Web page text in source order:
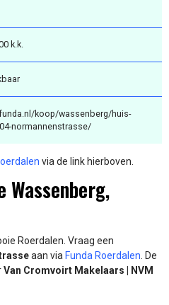
k.k.
koop/wassenberg/huis-
normannenstrasse/
via de link hierboven.
Wassenberg,
Roerdalen. Vraag een
aan via Funda Roerdalen . De
Van Cromvoirt Makelaars | NVM